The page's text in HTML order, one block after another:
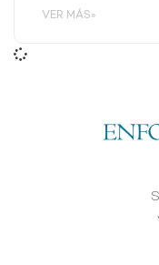
VER MÁS»